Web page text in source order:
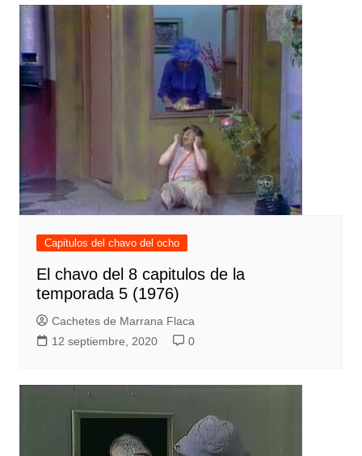
Capitulos del chavo del ocho
El chavo del 8 capitulos de la
temporada 5 (1976)
Cachetes de Marrana Flaca
12 septiembre, 2020
0